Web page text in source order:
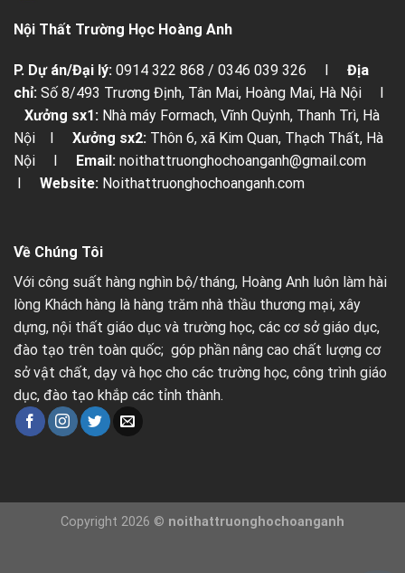
Nội Thất Trường Học Hoàng Anh
P. Dự án/Đại lý: 0914 322 868 / 0346 039 326 I Địa
chỉ: Số 8/493 Trương Định, Tân Mai, Hoàng Mai, Hà Nội I
Xưởng sx1: Nhà máy Formach, Vĩnh Quỳnh, Thanh Trì, Hà
Nội I Xưởng sx2: Thôn 6, xã Kim Quan, Thạch Thất, Hà
Nội I
Email: noithattruonghochoanganh@gmail.com
Website: Noithattruonghochoanganh.com
Về Chúng Tôi
Với công suất hàng nghìn bộ/tháng, Hoàng Anh luôn làm hài
lòng Khách hàng là hàng trăm nhà thầu thương mại, xây
dựng, nội thất giáo dục và trường học, các cơ sở giáo dục,
đào tạo trên toàn quốc; góp phần nâng cao chất lượng cơ
sở vật chất, dạy và học cho các trường học, công trình giáo
dục, đào tạo khắp các tỉnh thành.
Copyright 2026 © noithattruonghochoanganh